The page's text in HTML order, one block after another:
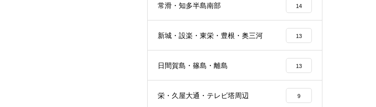
常滑・知多半島南部 14
新城・設楽・東栄・豊根・奥三河 13
日間賀島・篠島・離島 13
栄・久屋大通・テレビ塔周辺 9